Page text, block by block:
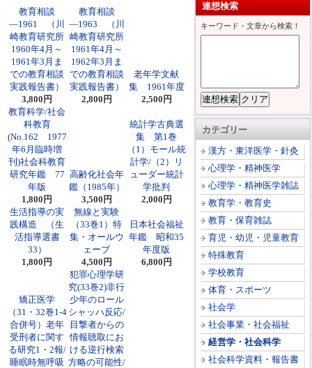
連想検索
キーワード・文章から検索！
カテゴリー
漢方・東洋医学・針灸
心理学・精神医学
心理学・精神医学雑誌
教育学・教育史
教育・保育雑誌
育児・幼児・児童教育
特殊教育
学校教育
体育・スポーツ
社会学
社会事業・社会福祉
経営学・社会科学
社会科学資料・報告書
教育相談
―1961 （川
崎教育研究所
1960年4月～
1961年3月ま
での教育相談
実践報告書）
3,800円
教育相談
―1963 （川
崎教育研究所
1961年4月～
1962年3月ま
での教育相談
実践報告書）
2,800円
老年学文献
集 1961年度
2,500円
教育科学/社会
科教育
(No.162 1977
年6月臨時増
刊)社会科教育
研究年鑑 77
年版
1,800円
高齢化社会年
鑑（1985年）
3,500円
統計学古典選
集 第1巻
（1）モール統
計学/（2）リ
ューダー統計
学批判
2,000円
生活指導の実
践構造 （生
活指導選書
33）
1,800円
無線と実験
（33巻1）特
集・オールウ
ェーブ
4,500円
日本社会福祉
年鑑 昭和35
年度版
6,800円
矯正医学
（31・32巻1-4
合併号）老年
受刑者に関す
る研究1・2報/
睡眠時無呼吸
犯罪心理学研
究(33巻2)非行
少年のロール
シャッハ反応/
目撃者からの
情報聴取にお
ける逆行検索
方略の可能性/